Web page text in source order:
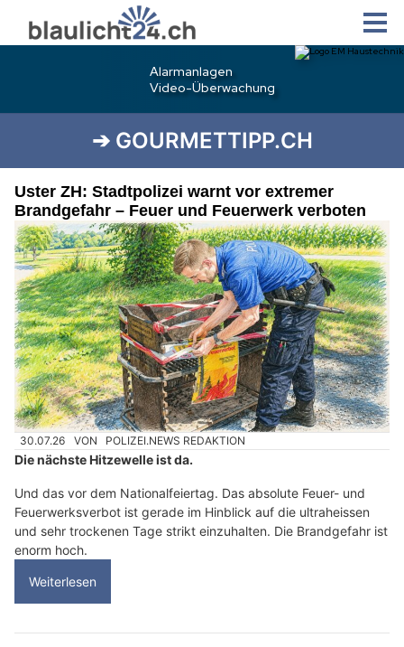
➔ GOURMETTIPP.CH
Uster ZH: Stadtpolizei warnt vor extremer
Brandgefahr – Feuer und Feuerwerk verboten
30.07.26 VON POLIZEI.NEWS REDAKTION
Die nächste Hitzewelle ist da.
Und das vor dem Nationalfeiertag. Das absolute Feuer- und
Feuerwerksverbot ist gerade im Hinblick auf die ultraheissen
und sehr trockenen Tage strikt einzuhalten. Die Brandgefahr ist
enorm hoch.
Weiterlesen